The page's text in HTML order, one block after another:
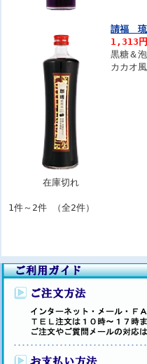
在庫切れ
請福
1,313
黒糖＆
カカオ
1件～2件 （全2件）